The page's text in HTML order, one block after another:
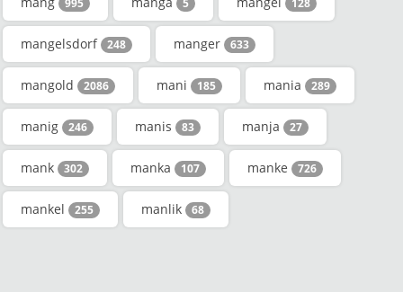
995 5 128
mangelsdorf 248 manger 633
mangold 2086 mani 185 mania 289
manig 246 manis 83 manja 27
mank 302 manka 107 manke 726
mankel 255 manlik 68